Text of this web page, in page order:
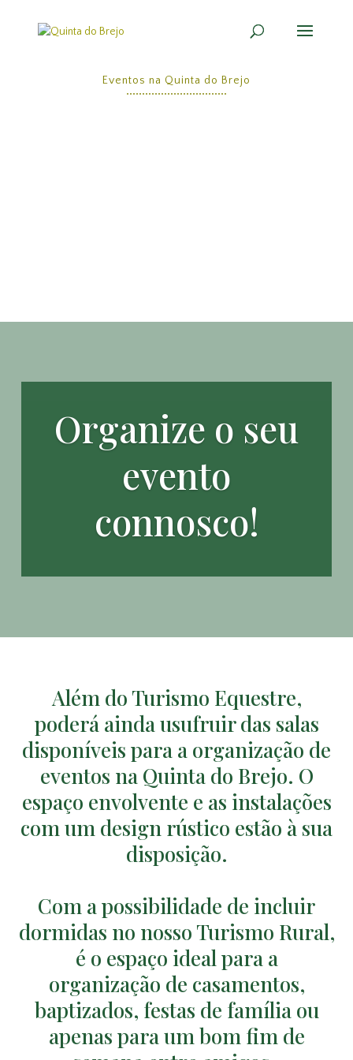
Eventos na Quinta do Brejo
Organize o seu
evento
connosco!
Além do Turismo Equestre,
poderá ainda usufruir das salas
disponíveis para a organização de
eventos na Quinta do Brejo. O
espaço envolvente e as instalações
com um design rústico estão à sua
disposição.
Com a possibilidade de incluir
dormidas no nosso Turismo Rural,
é o espaço ideal para a
organização de casamentos,
baptizados, festas de família ou
apenas para um bom fim de